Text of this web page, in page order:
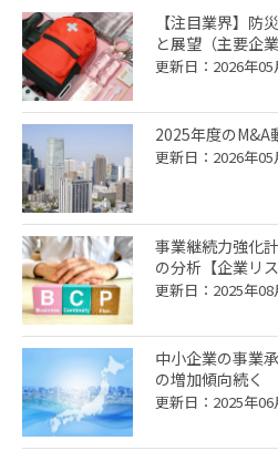
【注目業界】防
と展望（主要企
更新日：2026年05
2025年度のM&A
更新日：2026年05
事業継続力強化
の分析【企業リス
更新日：2025年08
中小企業の事業
の増加傾向続く
更新日：2025年06